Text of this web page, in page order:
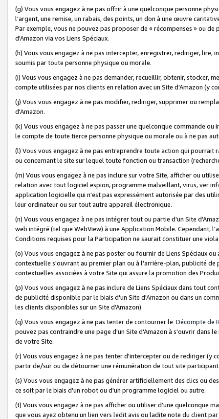
(g) Vous vous engagez à ne pas offrir à une quelconque personne
l'argent, une remise, un rabais, des points, un don à une œuvre
Par exemple, vous ne pouvez pas proposer de « récompenses » ou
d'Amazon via vos Liens Spéciaux.
(h) Vous vous engagez à ne pas intercepter, enregistrer, rediriger,
soumis par toute personne physique ou morale.
(i) Vous vous engagez à ne pas demander, recueillir, obtenir, stocker,
compte utilisées par nos clients en relation avec un Site d'Amazon (y
(j) Vous vous engagez à ne pas modifier, rediriger, supprimer ou
d'Amazon.
(k) Vous vous engagez à ne pas passer une quelconque commande
le compte de toute tierce personne physique ou morale ou à ne pas
(l) Vous vous engagez à ne pas entreprendre toute action qui
ou concernant le site sur lequel toute fonction ou transaction
(m) Vous vous engagez à ne pas inclure sur votre Site, afficher ou
relation avec tout logiciel espion, programme malveillant, virus, ver
application logicielle qui n'est pas expressément autorisée par des
leur ordinateur ou sur tout autre appareil électronique.
(n) Vous vous engagez à ne pas intégrer tout ou partie d'un Site
web intégré (tel que WebView) à une Application Mobile. Cependant,
Conditions requises pour la Participation ne saurait constituer une
(o) Vous vous engagez à ne pas poster ou fournir de Liens Spéciaux
contextuelle s'ouvrant au premier plan ou à l'arrière-plan, publicité
contextuelles associées à votre Site qui assure la promotion des
(p) Vous vous engagez à ne pas inclure de Liens Spéciaux dans tout
de publicité disponible par le biais d'un Site d'Amazon ou dans un
les clients disponibles sur un Site d'Amazon).
(q) Vous vous engagez à ne pas tenter de contourner le Décompte de
pouvez pas contraindre une page d'un Site d'Amazon à s'ouvrir dans
de votre Site.
(r) Vous vous engagez à ne pas tenter d'intercepter ou de rediriger
partir de/sur ou de détourner une rémunération de tout site
(s) Vous vous engagez à ne pas générer artificiellement des clics ou
ce soit par le biais d'un robot ou d'un programme logiciel ou autre.
(t) Vous vous engagez à ne pas afficher ou utiliser d’une quelconque
que vous ayez obtenu un lien vers ledit avis ou ladite note du client